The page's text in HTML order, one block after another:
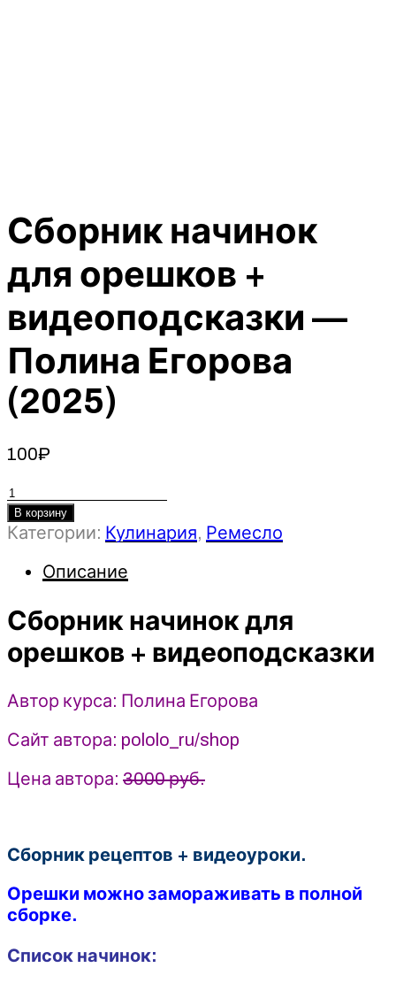
Сборник начинок
для орешков +
видеоподсказки —
Полина Егорова
(2025)
100₽
Количество
товара
Сборник
для
+
видеоподсказки
-
Егорова
В корзину
Категории: Кулинария, Ремесло
Описание
Сборник начинок для
орешков + видеоподсказки
Автор курса: Полина Егорова
Сайт автора: pololo_ru/shop
Цена автора: 3000 руб.
Сборник рецептов + видеоуроки.
Орешки можно замораживать в полной
сборке.
Список начинок: